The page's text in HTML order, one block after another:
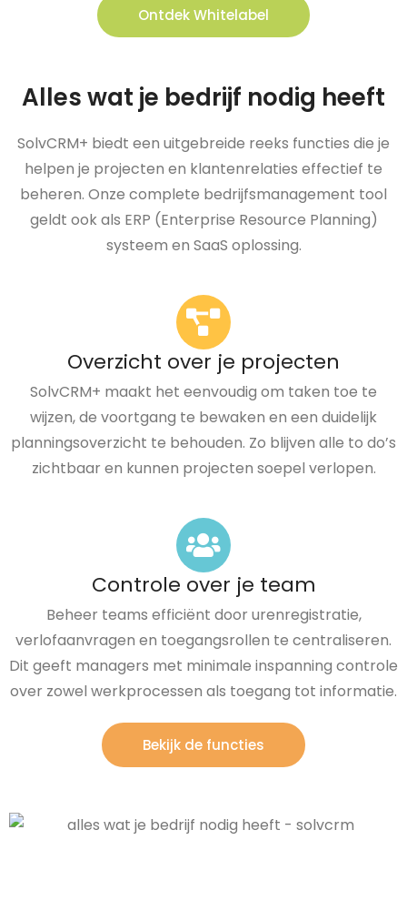
Ontdek Whitelabel
Alles wat je bedrijf nodig heeft
SolvCRM+ biedt een uitgebreide reeks functies die je
helpen je projecten en klantenrelaties effectief te
beheren. Onze complete bedrijfsmanagement tool
geldt ook als ERP (Enterprise Resource Planning)
systeem en SaaS oplossing.
Overzicht over je projecten
SolvCRM+ maakt het eenvoudig om taken toe te
wijzen, de voortgang te bewaken en een duidelijk
planningsoverzicht te behouden. Zo blijven alle to do’s
zichtbaar en kunnen projecten soepel verlopen.
Controle over je team
Beheer teams efficiënt door urenregistratie,
verlofaanvragen en toegangsrollen te centraliseren.
Dit geeft managers met minimale inspanning controle
over zowel werkprocessen als toegang tot informatie.
Bekijk de functies